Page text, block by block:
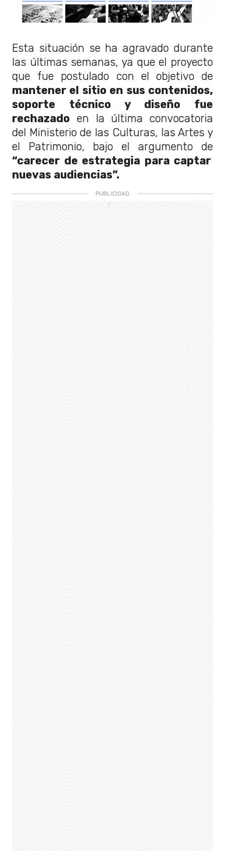
Esta situación se ha agravado durante
las últimas semanas, ya que el proyecto
que fue postulado con el objetivo de
mantener el sitio en sus contenidos,
soporte técnico y diseño fue
rechazado en la última convocatoria
del Ministerio de las Culturas, las Artes y
el Patrimonio, bajo el argumento de
“carecer de estrategia para captar
nuevas audiencias”.